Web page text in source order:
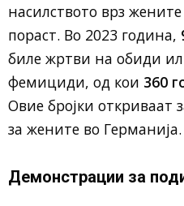
насилството врз
пораст. Во 2023 година,
биле жртви на обиди
фемициди, од кои 360
Овие бројки откриваат
за жените во Германија.
Демонстрации за